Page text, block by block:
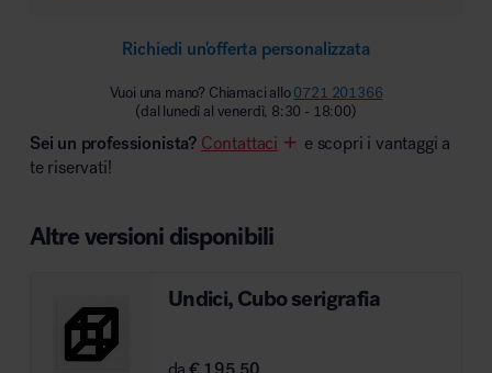
MillerKnoll
Richiedi un'offerta personalizzata
Vuoi una mano? Chiamaci allo0721 201366
(dal lunedì al venerdì, 8:30 - 18:00)
Sei un professionista? Contattaci
e scopri i vantaggi a
te riservati!
Altre versioni disponibili
Undici, Cubo serigrafia